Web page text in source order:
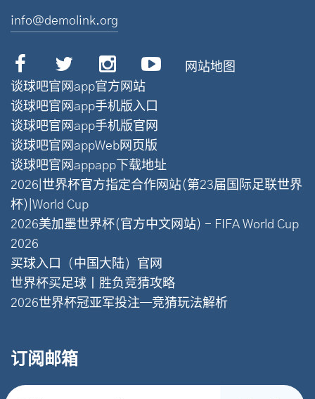
info@demolink.org
网站地图
谈球吧官网app官方网站
谈球吧官网app手机版入口
谈球吧官网app手机版官网
谈球吧官网appWeb网页版
谈球吧官网appapp下载地址
2026|世界杯官方指定合作网站(第23届国际足联世界
杯)|World Cup
2026美加墨世界杯(官方中文网站) - FIFA World Cup
2026
买球入口（中国大陆）官网
世界杯买足球丨胜负竞猜攻略
2026世界杯冠亚军投注—竞猜玩法解析
订阅邮箱